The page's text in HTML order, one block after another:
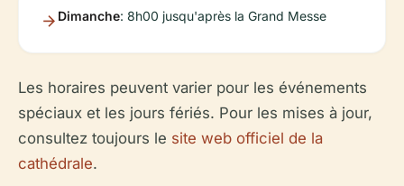
Dimanche: 8h00 jusqu'après la Grand Messe
Les horaires peuvent varier pour les événements
spéciaux et les jours fériés. Pour les mises à jour,
consultez toujours le site web officiel de la
cathédrale.